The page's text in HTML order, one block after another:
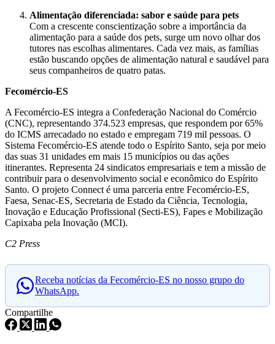
Alimentação diferenciada: sabor e saúde para pets
Com a crescente conscientização sobre a importância da
alimentação para a saúde dos pets, surge um novo olhar dos
tutores nas escolhas alimentares. Cada vez mais, as famílias
estão buscando opções de alimentação natural e saudável para
seus companheiros de quatro patas.
Fecomércio-ES
A Fecomércio-ES integra a Confederação Nacional do Comércio
(CNC), representando 374.523 empresas, que respondem por 65%
do ICMS arrecadado no estado e empregam 719 mil pessoas. O
Sistema Fecomércio-ES atende todo o Espírito Santo, seja por meio
das suas 31 unidades em mais 15 municípios ou das ações
itinerantes. Representa 24 sindicatos empresariais e tem a missão de
contribuir para o desenvolvimento social e econômico do Espírito
Santo. O projeto Connect é uma parceria entre Fecomércio-ES,
Faesa, Senac-ES, Secretaria de Estado da Ciência, Tecnologia,
Inovação e Educação Profissional (Secti-ES), Fapes e Mobilização
Capixaba pela Inovação (MCI).
C2 Press
Receba notícias da Fecomércio-ES no nosso grupo do
WhatsApp.
Compartilhe